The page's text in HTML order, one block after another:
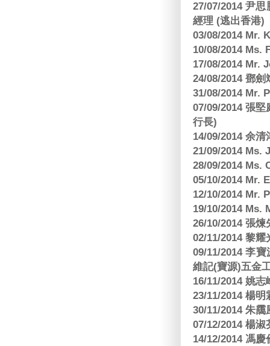
27/07/2014 尹
經理 (逃出香港)
03/08/2014 Mr.
10/08/2014 Ms.
17/08/2014 Mr.
24/08/2014 鄧
31/08/2014 Mr.
07/09/2014 張
行長)
14/09/2014 余
21/09/2014 Ms.
28/09/2014 Ms.
05/10/2014 Mr.
12/10/2014 Mr.
19/10/2014 Ms.
26/10/2014 張
02/11/2014 黎
09/11/2014 李
維記(寶源)五金
16/11/2014 姚
23/11/2014 楊
30/11/2014 朱
07/12/2014 楊
14/12/2014 馮